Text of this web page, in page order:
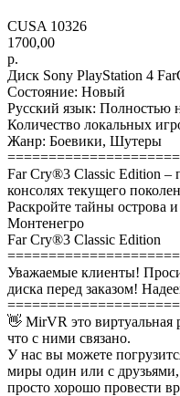
CUSA 10326
1700,00
р.
Диск Sony PlayStation 4
Состояние: Новый
Русский язык: Полностью
Количество локальных
Жанр: Боевики, Шутеры
Far Cry®3 Classic Edition –
консолях текущего
Раскройте тайны острова
Монтенегро
Far Cry®3 Classic Edition
Уважаемые клиенты!
диска перед заказом!
👋 MirVR это виртуальная
что с ними связано.
У нас вы можете
миры один или с
просто хорошо провести